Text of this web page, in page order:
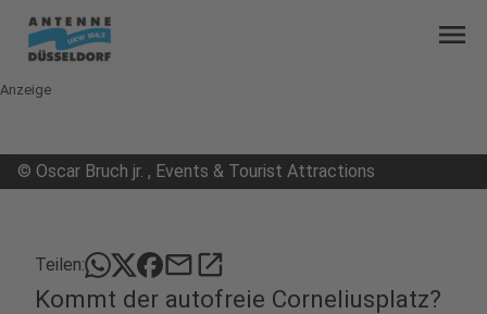
menu
Anzeige
© Oscar Bruch jr. , Events & Tourist Attractions
Teilen: mailopen_in_new
Kommt der autofreie Corneliusplatz?